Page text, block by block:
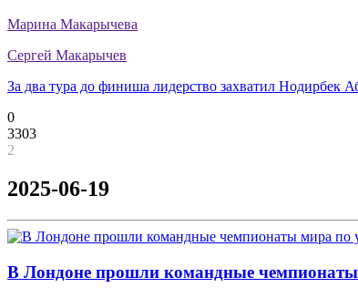
Марина Макарычева
Сергей Макарычев
За два тура до финиша лидерство захватил Нодирбек
0
3303
2
2025-06-19
В Лондоне прошли командные